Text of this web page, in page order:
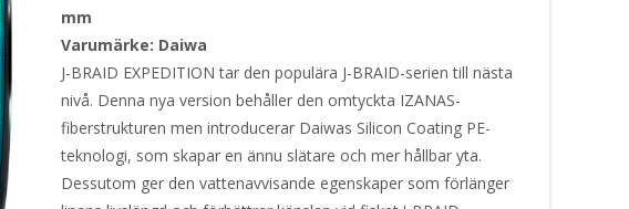
mm
Varumärke: Daiwa
J-BRAID EXPEDITION tar den populära J-BRAID-serien till nästa
nivå. Denna nya version behåller den omtyckta IZANAS-
fiberstrukturen men introducerar Daiwas Silicon Coating PE-
teknologi, som skapar en ännu slätare och mer hållbar yta.
Dessutom ger den vattenavvisande egenskaper som förlänger